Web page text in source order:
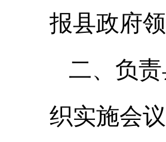
报县政府领
二、负
织实施会